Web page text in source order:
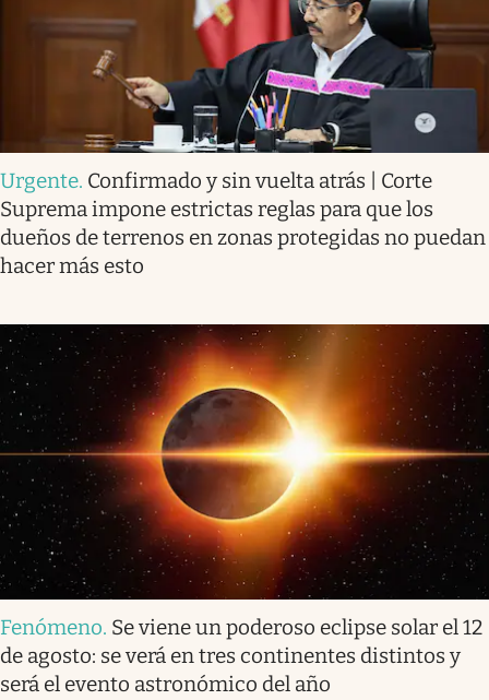
Urgente. Confirmado y sin vuelta atrás | Corte
Suprema impone estrictas reglas para que los
dueños de terrenos en zonas protegidas no puedan
hacer más esto
Fenómeno. Se viene un poderoso eclipse solar el 12
de agosto: se verá en tres continentes distintos y
será el evento astronómico del año